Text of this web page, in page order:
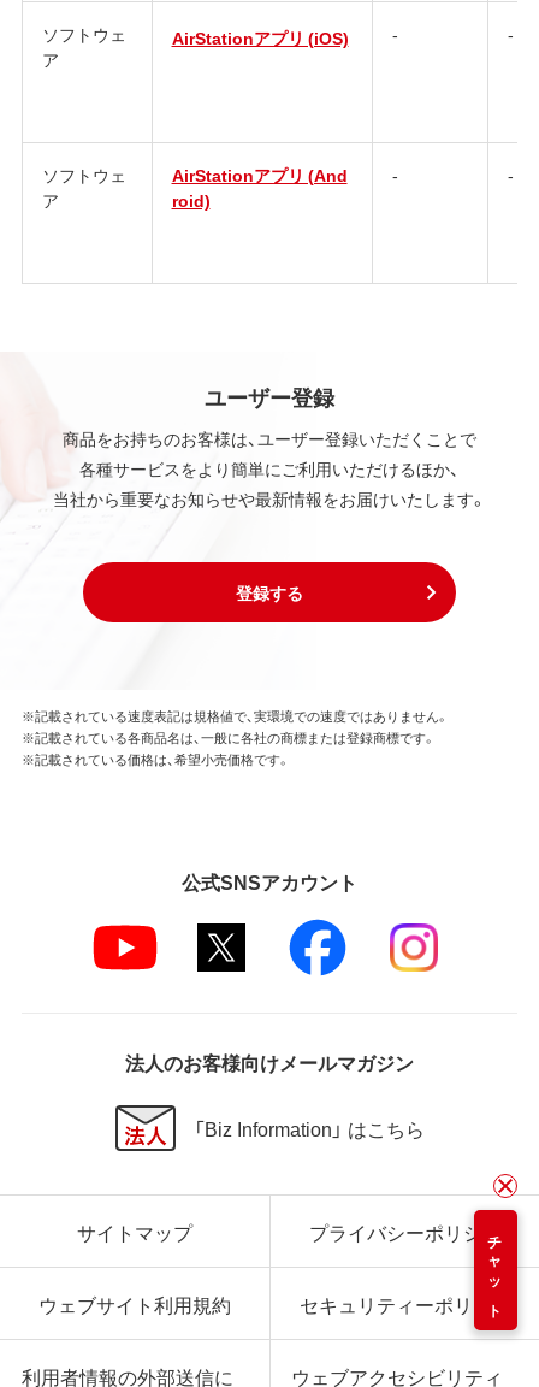
ソフトウェ
ア
AirStationアプリ (iOS) - -
ソフトウェ
ア
AirStationアプリ (And
roid)
- -
ユーザー登録
商品をお持ちのお客様は、ユーザー登録いただくことで
各種サービスをより簡単にご利用いただけるほか、
当社から重要なお知らせや最新情報をお届けいたします。
登録する
チャット
※記載されている速度表記は規格値で、実環境での速度ではありません。
※記載されている各商品名は、一般に各社の商標または登録商標です。
※記載されている価格は、希望小売価格です。
公式SNSアカウント
法人のお客様向けメールマガジン
「Biz Information」 はこちら
サイトマップ プライバシーポリシー
ウェブサイト利用規約 セキュリティーポリシー
利用者情報の外部送信に ウェブアクセシビリティ